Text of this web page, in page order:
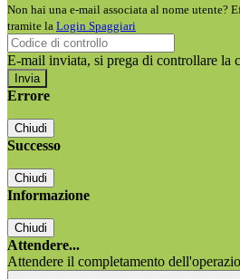
Non hai una e-mail associata al nome utente?
tramite la Login Spaggiari
E-mail inviata, si prega di controllare la
Errore
Chiudi
Successo
Chiudi
Informazione
Chiudi
Attendere...
Attendere il completamento